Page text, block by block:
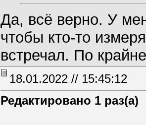
Да, всё верно. У
чтобы кто-то
встречал. По
18.01.2022 // 15:45:12
Редактировано 1 раз(а)